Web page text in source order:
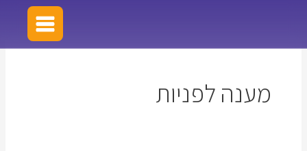
מענה לפניות